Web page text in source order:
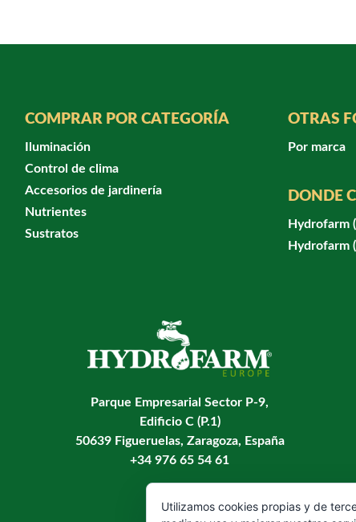
COMPRAR POR CATEGORÍA
Iluminación
Control de clima
Accesorios de jardinería
Nutrientes
Sustratos
OTRAS
Por marca
DONDE
Hydrofarm
Hydrofarm
Parque Empresarial Sector P-9,
Edificio C (P.1)
50639 Figueruelas, Zaragoza, España
+34 976 65 54 61
Utilizamos cookies propias y de